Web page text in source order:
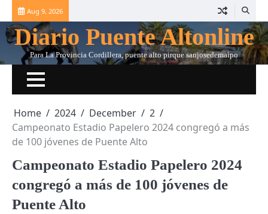
Skip
to
content
Aug 9, 2026
Diario Puente Altonline
Para La Provincia Cordillera, puente alto pirque sanjosedemaipo
Home 2024 December
2
Campeonato Estadio Papelero 2024 congregó a más
de 100 jóvenes de Puente Alto
Campeonato Estadio Papelero 2024
congregó a más de 100 jóvenes de
Puente Alto